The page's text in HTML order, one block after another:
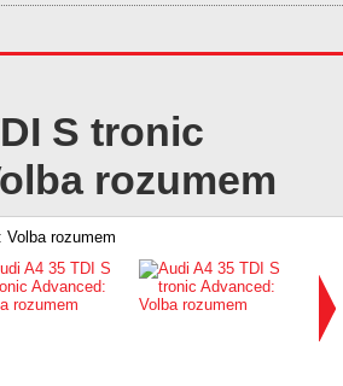
S tronic
rozumem